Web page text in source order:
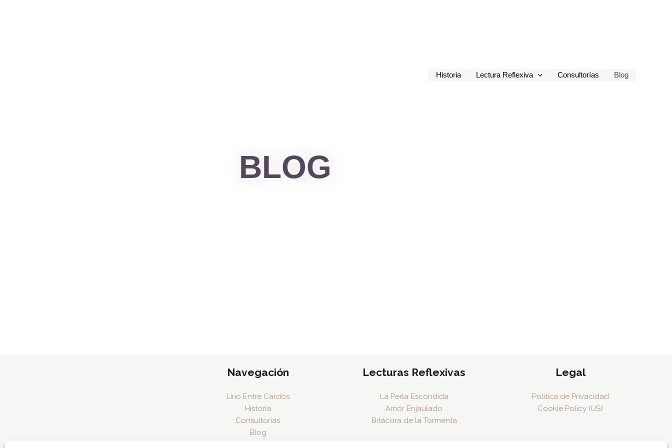
Historia Lectura Reflexiva Consultorías Blog
BLOG
Navegación
Lirio Entre Cardos
Historia
Consultorías
Blog
Lecturas Reflexivas
La Perla Escondida
Amor Enjaulado
Bitácora de la Tormenta
Legal
Política de Privacidad
Cookie Policy (US)